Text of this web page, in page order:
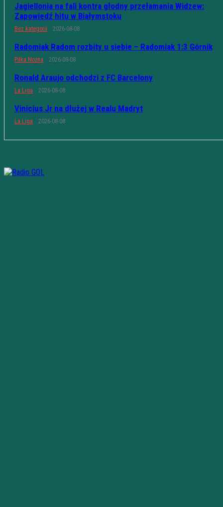
Jagiellonia na fali kontra głodny przełamania Widzew:
Zapowiedź hitu w Białymstoku
Bez kategorii 2026-08-08
Radomiak Radom rozbity u siebie – Radomiak 1:3 Górnik
Piłka Nożna 2026-08-08
Ronald Araujo odchodzi z FC Barcelony
La Liga 2026-08-08
Vinicius Jr na dłużej w Realu Madryt
La Liga 2026-08-08